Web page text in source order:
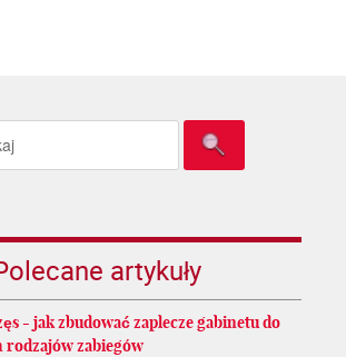
artykuły
- jak zbudować zaplecze gabinetu do
zabiegów